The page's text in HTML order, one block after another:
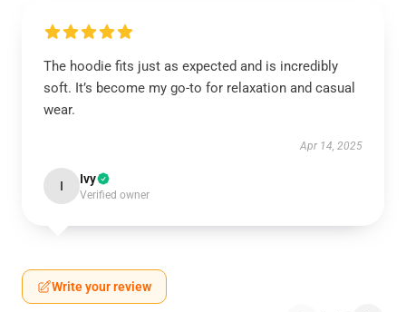
The hoodie fits just as expected and is incredibly
soft. It’s become my go-to for relaxation and casual
wear.
Apr 14, 2025
I Ivy
Verified owner
Write your review